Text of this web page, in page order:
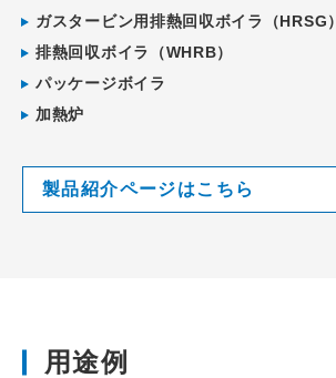
ガスタービン用排熱回収ボイラ（HRSG）
排熱回収ボイラ（WHRB）
パッケージボイラ
加熱炉
製品紹介ページはこちら
用途例